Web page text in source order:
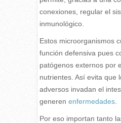
conexiones, regular el
inmunológico.
Estos microorganismos
función defensiva pues
patógenos externos por
nutrientes. Así evita que
adversos invadan el
generen enfermedades.
Por eso importan tanto